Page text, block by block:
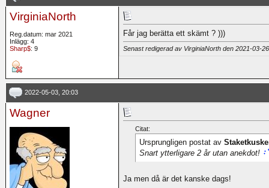
VirginiaNorth
Reg.datum: mar 2021
Inlägg: 4
Sharp$: 9
Får jag berätta ett skämt ? )))
Senast redigerad av VirginiaNorth den 2021-03-
2022-05-03, 20:03
Wagner
Citat:
Ursprungligen postat av
Snart ytterligare 2 år utan anekdot!
Ja men då är det kanske dags!